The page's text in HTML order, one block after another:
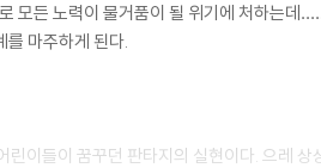
모든 노력이 물거품이 될 위기에 처하는데
를 마주하게 된다.
이들이 꿈꾸던 판타지의 실현이다. 으레